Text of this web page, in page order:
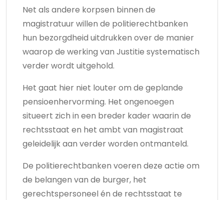
Net als andere korpsen binnen de
magistratuur willen de politierechtbanken
hun bezorgdheid uitdrukken over de manier
waarop de werking van Justitie systematisch
verder wordt uitgehold.
Het gaat hier niet louter om de geplande
pensioenhervorming. Het ongenoegen
situeert zich in een breder kader waarin de
rechtsstaat en het ambt van magistraat
geleidelijk aan verder worden ontmanteld.
De politierechtbanken voeren deze actie om
de belangen van de burger, het
gerechtspersoneel én de rechtsstaat te